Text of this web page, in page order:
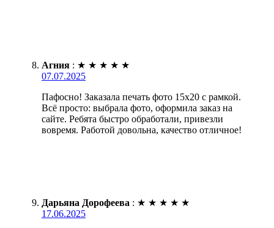
Агния : ★ ★ ★ ★ ★
07.07.2025
Пафосно! Заказала печать фото 15х20 с рамкой.
Всё просто: выбрала фото, оформила заказ на
сайте. Ребята быстро обработали, привезли
вовремя. Работой довольна, качество отличное!
Дарьяна Дорофеева : ★ ★ ★ ★ ★
17.06.2025